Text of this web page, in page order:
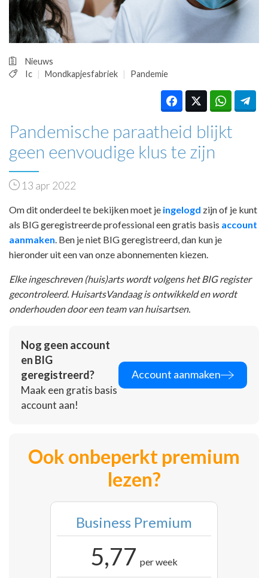
PRAKTIJKZAKEN
TARIEVEN
MEDISCHE VAKHANDEL
Nieuws
Ic
Mondkapjesfabriek Pandemie
Pandemische paraatheid blijkt
geen eenvoudige klus te zijn
13 apr 2022
Om dit onderdeel te bekijken moet je ingelogd zijn of je kunt
als BIG geregistreerde professional een gratis basis account
aanmaken. Ben je niet BIG geregistreerd, dan kun je
hieronder uit een van onze abonnementen kiezen.
Elke ingeschreven (huis)arts wordt volgens het BIG register
gecontroleerd. HuisartsVandaag is ontwikkeld en wordt
onderhouden door een team van huisartsen.
Nog geen account
en BIG
geregistreerd?
Maak een gratis basis
account aan!
Account aanmaken
Ook onbeperkt premium
lezen?
Business Premium
5,77 per week